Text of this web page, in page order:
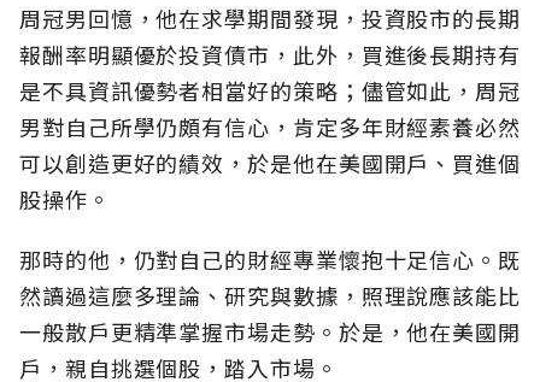
周冠男回憶，他在求學期間發現，投資股市的長期
報酬率明顯優於投資債市，此外，買進後長期持有
是不具資訊優勢者相當好的策略；儘管如此，周冠
男對自己所學仍頗有信心，肯定多年財經素養必然
可以創造更好的績效，於是他在美國開戶、買進個
股操作。
那時的他，仍對自己的財經專業懷抱十足信心。既
然讀過這麼多理論、研究與數據，照理說應該能比
一般散戶更精準掌握市場走勢。於是，他在美國開
戶，親自挑選個股，踏入市場。